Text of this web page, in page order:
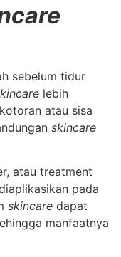
sebelum tidur
lebih
atau sisa
skincare
atau treatment
pada
skincare dapat
manfaatnya